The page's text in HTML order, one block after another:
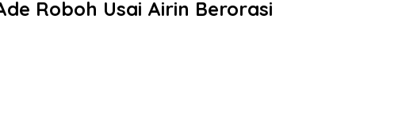
Roboh Usai Airin Berorasi